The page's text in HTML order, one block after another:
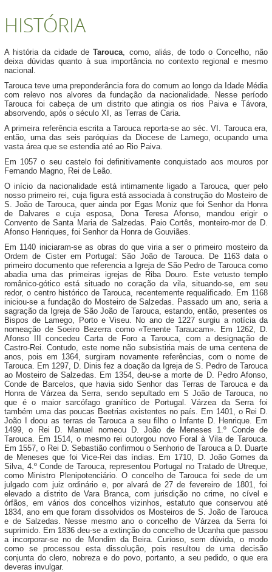
HISTÓRIA
A história da cidade deTarouca, como, aliás, de todo o Concelho, não
deixa dúvidas quanto à sua importância no contexto regional e mesmo
nacional.
Tarouca teve uma preponderância fora do comum ao longo da Idade Média
com relevo nos alvores da fundação da nacionalidade. Nesse período
Tarouca foi cabeça de um distrito que atingia os rios Paiva e Távora,
absorvendo, após o século XI, as Terras de Caria.
A primeira referência escrita a Tarouca reporta-se ao séc. VI. Tarouca era,
então, uma das seis paróquias da Diocese de Lamego, ocupando uma
vasta área que se estendia até ao Rio Paiva.
Em 1057 o seu castelo foi definitivamente conquistado aos mouros por
Fernando Magno, Rei de Leão.
O início da nacionalidade está intimamente ligado a Tarouca, quer pelo
nosso primeiro rei, cuja figura está associada à construção do Mosteiro de
S. João de Tarouca, quer ainda por Egas Moniz que foi Senhor da Honra
de Dalvares e cuja esposa, Dona Teresa Afonso, mandou erigir o
Convento de Santa Maria de Salzedas. Paio Cortês, monteiro-mor de D.
Afonso Henriques, foi Senhor da Honra de Gouviães.
Em 1140 iniciaram-se as obras do que viria a ser o primeiro mosteiro da
Ordem de Cister em Portugal: São João de Tarouca. De 1163 data o
primeiro documento que referencia a Igreja de São Pedro de Tarouca como
abadia uma das primeiras igrejas de Riba Douro. Este vetusto templo
românico-gótico está situado no coração da vila, situando-se, em seu
redor, o centro histórico de Tarouca, recentemente requalificado. Em 1168
iniciou-se a fundação do Mosteiro de Salzedas. Passado um ano, seria a
sagração da Igreja de São João de Tarouca, estando, então, presentes os
Bispos de Lamego, Porto e Viseu. No ano de 1227 surgiu a notícia da
nomeação de Soeiro Bezerra como «Tenente Taraucam». Em 1262, D.
Afonso III concedeu Carta de Foro a Tarouca, com a designação de
Castro-Rei. Contudo, este nome não subsistiria mais de uma centena de
anos, pois em 1364, surgiram novamente referências, com o nome de
Tarouca. Em 1297, D. Dinis fez a doação da Igreja de S. Pedro de Tarouca
ao Mosteiro de Salzedas. Em 1354, deu-se a morte de D. Pedro Afonso,
Conde de Barcelos, que havia sido Senhor das Terras de Tarouca e da
Honra de Várzea da Serra, sendo sepultado em S João de Tarouca, no
que é o maior sarcófago granítico de Portugal. Várzea da Serra foi
também uma das poucas Beetrias existentes no país. Em 1401, o Rei D.
João I doou as terras de Tarouca a seu filho o Infante D. Henrique. Em
1499, o Rei D. Manuel nomeou D. João de Meneses 1.º Conde de
Tarouca. Em 1514, o mesmo rei outorgou novo Foral à Vila de Tarouca.
Em 1557, o Rei D. Sebastião confirmou o Senhorio de Tarouca a D. Duarte
de Meneses que foi Vice-Rei das índias. Em 1710, D. João Gomes da
Silva, 4.º Conde de Tarouca, representou Portugal no Tratado de Utreque,
como Ministro Plenipotenciário. O concelho de Tarouca foi sede de um
julgado com juiz ordinário e, por alvará de 27 de fevereiro de 1801, foi
elevado a distrito de Vara Branca, com jurisdição no crime, no cível e
órfãos, em vários dos concelhos vizinhos, estatuto que conservou até
1834, ano em que foram dissolvidos os Mosteiros de S. João de Tarouca
e de Salzedas. Nesse mesmo ano o concelho de Várzea da Serra foi
suprimido. Em 1836 deu-se a extinção do concelho de Ucanha que passou
a incorporar-se no de Mondim da Beira. Curioso, sem dúvida, o modo
como se processou esta dissolução, pois resultou de uma decisão
conjunta do clero, nobreza e do povo, portanto, a seu pedido, o que era
deveras invulgar.